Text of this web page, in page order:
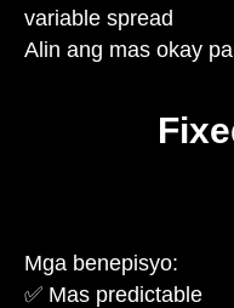
variable spread
Alin ang mas okay
Mga benepisyo:
✅ Mas predictable